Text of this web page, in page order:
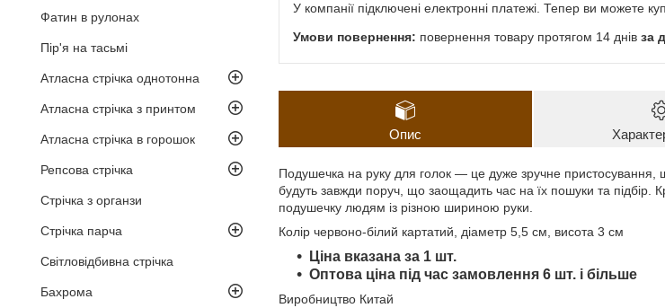
Фатин в рулонах
Пір'я на тасьмі
Атласна стрічка однотонна
Атласна стрічка з принтом
Атласна стрічка в горошок
Репсова стрічка
Стрічка з органзи
Стрічка парча
Світловідбивна стрічка
Бахрома
У компанії підключені електронні платежі. Тепер ви можете
повернення товару протягом 14 днів за
Опис
Подушечка на руку для голок — це дуже зручне
будуть завжди поруч, що заощадить час на їх пошуки та підбір.
подушечку людям із різною шириною руки.
Колір червоно-білий картатий, діаметр 5,5 см, висота 3 см
Ціна вказана за 1 шт.
Оптова ціна під час замовлення 6 шт. і більше
Виробництво Китай